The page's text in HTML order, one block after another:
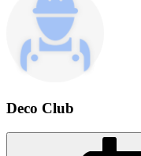
Deco Club